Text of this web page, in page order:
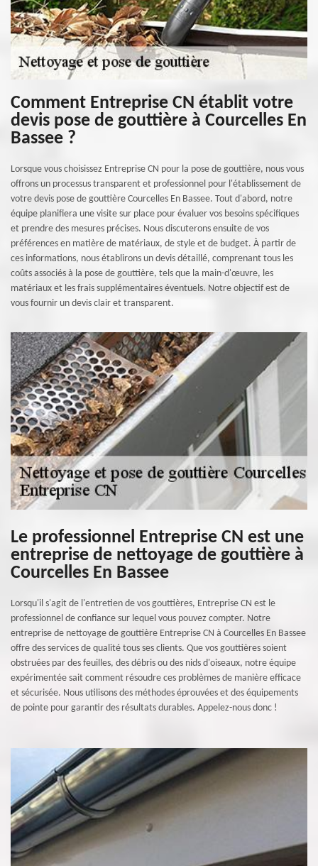
Comment Entreprise CN établit votre
devis pose de gouttière à Courcelles En
Bassee ?
Lorsque vous choisissez Entreprise CN pour la pose de gouttière, nous vous
offrons un processus transparent et professionnel pour l'établissement de
votre devis pose de gouttière Courcelles En Bassee. Tout d'abord, notre
équipe planifiera une visite sur place pour évaluer vos besoins spécifiques
et prendre des mesures précises. Nous discuterons ensuite de vos
préférences en matière de matériaux, de style et de budget. À partir de
ces informations, nous établirons un devis détaillé, comprenant tous les
coûts associés à la pose de gouttière, tels que la main-d'œuvre, les
matériaux et les frais supplémentaires éventuels. Notre objectif est de
vous fournir un devis clair et transparent.
Le professionnel Entreprise CN est une
entreprise de nettoyage de gouttière à
Courcelles En Bassee
Lorsqu'il s'agit de l'entretien de vos gouttières, Entreprise CN est le
professionnel de confiance sur lequel vous pouvez compter. Notre
entreprise de nettoyage de gouttière Entreprise CN à Courcelles En Bassee
offre des services de qualité tous ses clients. Que vos gouttières soient
obstruées par des feuilles, des débris ou des nids d'oiseaux, notre équipe
expérimentée sait comment résoudre ces problèmes de manière efficace
et sécurisée. Nous utilisons des méthodes éprouvées et des équipements
de pointe pour garantir des résultats durables. Appelez-nous donc !